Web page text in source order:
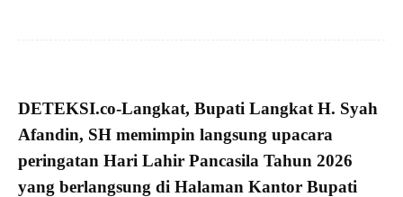
DETEKSI.co-Langkat, Bupati Langkat H. Syah
Afandin, SH memimpin langsung upacara
peringatan Hari Lahir Pancasila Tahun 2026
yang berlangsung di Halaman Kantor Bupati